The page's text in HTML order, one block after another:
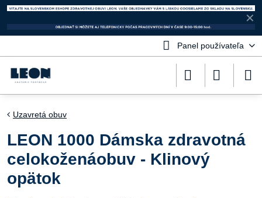
✕
Panel používateľa
Uzavretá obuv
LEON 1000 Dámska zdravotná
celokoženáobuv - Klinový
opätok